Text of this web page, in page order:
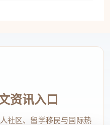
资讯入口
社区、留学移民与国际热